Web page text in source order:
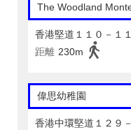
The Woodland
香港堅道１１０－１
距離 230m
偉思幼稚園
香港中環堅道１２９